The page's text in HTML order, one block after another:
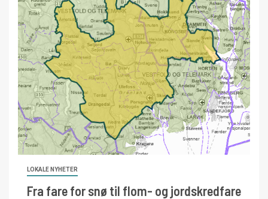
LOKALE NYHETER
Fra fare for snø til flom- og jordskredfare